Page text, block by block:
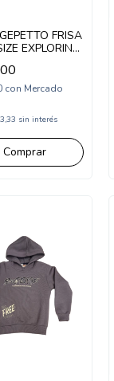
FRISA
EXPLORING
con Mercado
sin interés
Comprar